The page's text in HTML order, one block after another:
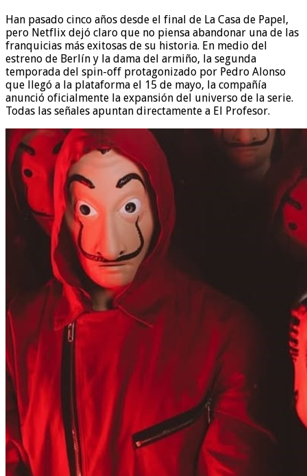
Han pasado cinco años desde el final de La Casa de Papel,
pero Netflix dejó claro que no piensa abandonar una de las
franquicias más exitosas de su historia. En medio del
estreno de Berlín y la dama del armiño, la segunda
temporada del spin-off protagonizado por Pedro Alonso
que llegó a la plataforma el 15 de mayo, la compañía
anunció oficialmente la expansión del universo de la serie.
Todas las señales apuntan directamente a El Profesor.